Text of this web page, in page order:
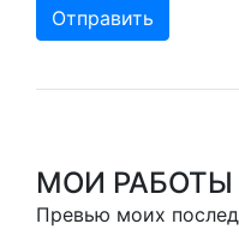
Отправить
МОИ РАБОТЫ
Превью моих